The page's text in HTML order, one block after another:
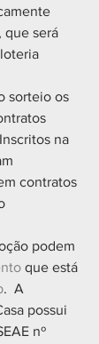
que será
sorteio os
na
contratos
podem
que está
.  A
possui
nº